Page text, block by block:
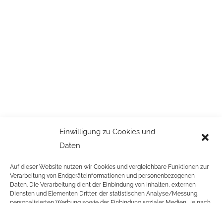
Einwilligung zu Cookies und
Daten
Auf dieser Website nutzen wir Cookies und vergleichbare Funktionen zur
Verarbeitung von Endgeräteinformationen und personenbezogenen
Daten. Die Verarbeitung dient der Einbindung von Inhalten, externen
Diensten und Elementen Dritter, der statistischen Analyse/Messung,